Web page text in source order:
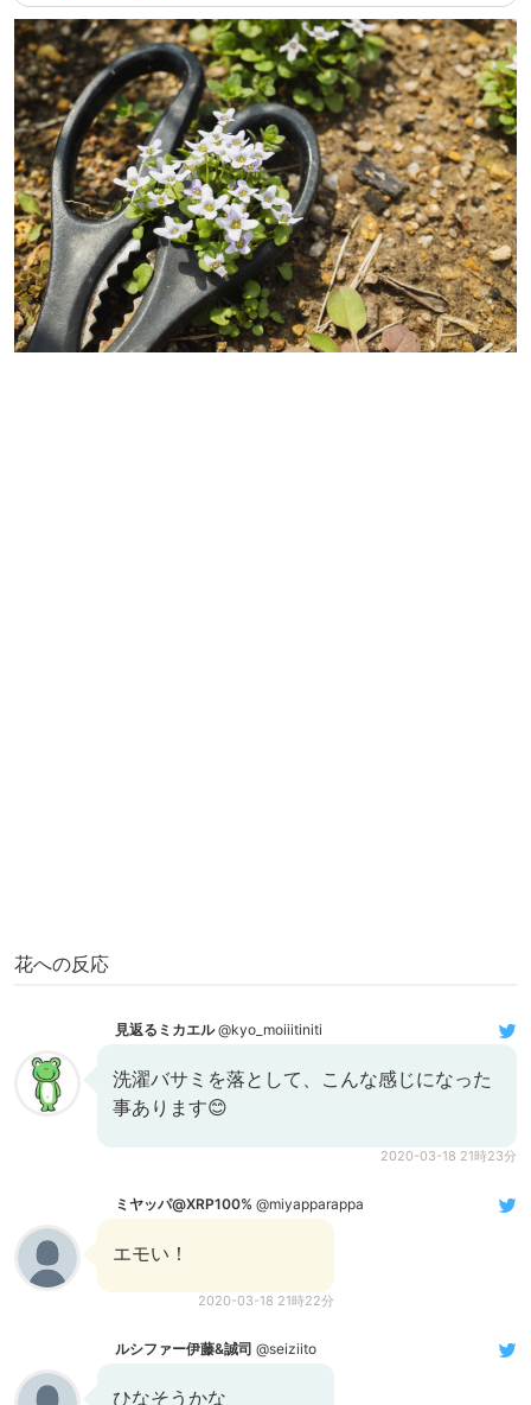
花への反応
見返るミカエル@kyo_moiiitiniti
洗濯バサミを落として、こんな感じになった
事あります😊
2020-03-18 21時23分
ミヤッパ@XRP100% @miyapparappa
エモい！
2020-03-18 21時22分
ルシファー伊藤&誠司 @seiziito
ひなそうかな